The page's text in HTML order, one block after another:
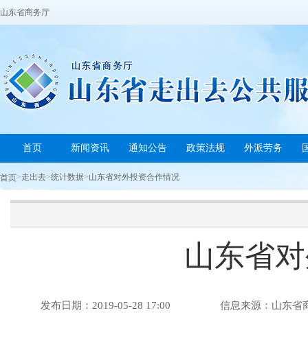
山东省商务厅
首页 新闻资讯 通知公告 政策法规 外派劳务
首页>走出去>统计数据>山东省对外投资合作情况
山东省
发布日期：2019-05-28 17:00 信息来源：山东省